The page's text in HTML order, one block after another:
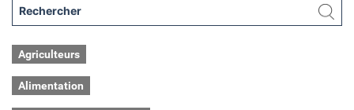
Agriculteurs
Alimentation